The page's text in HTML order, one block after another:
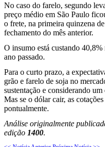
No caso do farelo, segundo
preço médio em São Paulo
o frete, na primeira quinzena
fechamento do mês anterior.
O insumo está custando
ano passado.
Para o curto prazo, a
grão e farelo de soja no
sustentação e considerando
Mas se o dólar cair, as
pontualmente.
Análise originalmente
edição 1400.